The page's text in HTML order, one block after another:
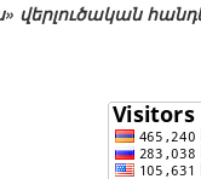
վերլուծական